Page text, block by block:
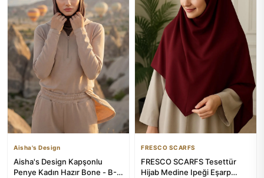
Aisha's Design
Aisha's Design Kapşonlu
Penye Kadın Hazır Bone - B-
FRESCO SCARFS
FRESCO SCARFS Tesettür
Hijab Medine Ipeği Eşarp